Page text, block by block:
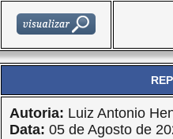
Autoria: Luiz Antonio
Data: 05 de Agosto de